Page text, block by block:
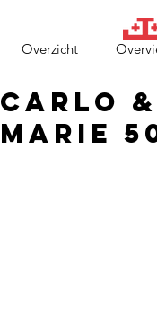
Overzicht
Carlo &
Marie